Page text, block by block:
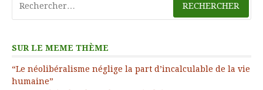
SUR LE MEME THÈME
“Le néolibéralisme néglige la part d’incalculable de la vie
humaine”